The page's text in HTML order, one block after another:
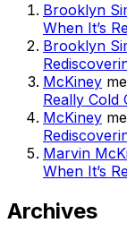
Brooklyn
When It’s
Brooklyn
McKiney
Really Cold
McKiney
Marvin
When It’s
Archives